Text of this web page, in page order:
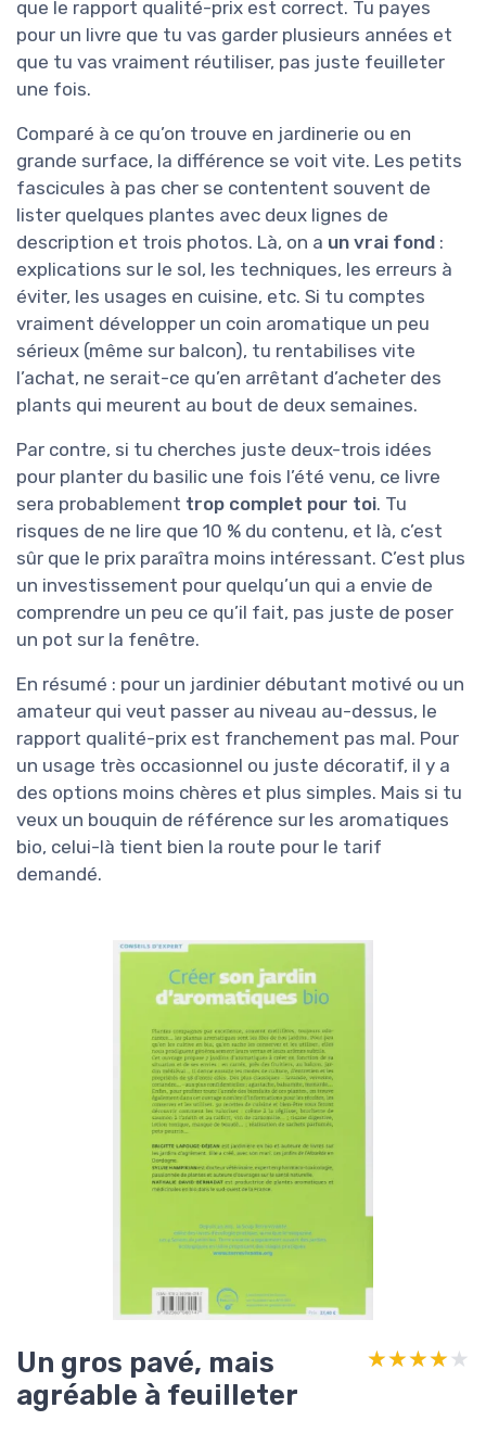
que le rapport qualité-prix est correct. Tu payes
pour un livre que tu vas garder plusieurs années et
que tu vas vraiment réutiliser, pas juste feuilleter
une fois.
Comparé à ce qu’on trouve en jardinerie ou en
grande surface, la différence se voit vite. Les petits
fascicules à pas cher se contentent souvent de
lister quelques plantes avec deux lignes de
description et trois photos. Là, on a un vrai fond :
explications sur le sol, les techniques, les erreurs à
éviter, les usages en cuisine, etc. Si tu comptes
vraiment développer un coin aromatique un peu
sérieux (même sur balcon), tu rentabilises vite
l’achat, ne serait-ce qu’en arrêtant d’acheter des
plants qui meurent au bout de deux semaines.
Par contre, si tu cherches juste deux-trois idées
pour planter du basilic une fois l’été venu, ce livre
sera probablement trop complet pour toi. Tu
risques de ne lire que 10 % du contenu, et là, c’est
sûr que le prix paraîtra moins intéressant. C’est plus
un investissement pour quelqu’un qui a envie de
comprendre un peu ce qu’il fait, pas juste de poser
un pot sur la fenêtre.
En résumé : pour un jardinier débutant motivé ou un
amateur qui veut passer au niveau au-dessus, le
rapport qualité-prix est franchement pas mal. Pour
un usage très occasionnel ou juste décoratif, il y a
des options moins chères et plus simples. Mais si tu
veux un bouquin de référence sur les aromatiques
bio, celui-là tient bien la route pour le tarif
demandé.
Un gros pavé, mais
agréable à feuilleter
★★★★★
★★★★★